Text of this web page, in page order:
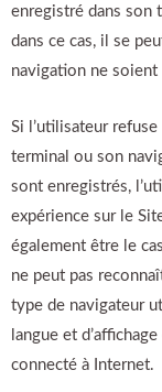
enregistré dans son
dans ce cas, il se
navigation ne
Si l’utilisateur
terminal ou son
sont enregistrés,
expérience sur le
également être le
ne peut pas
type de navigateur
langue et
connecté à Internet.